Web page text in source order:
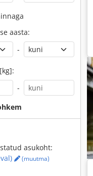
aasta:
-
-
asukoht:
(muutma)